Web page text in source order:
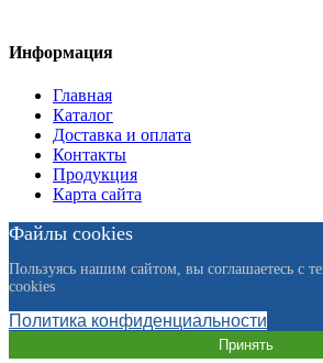
Информация
Главная
Каталог
Доставка и оплата
Контакты
Продукция
Карта сайта
Файлы cookies
Пользуясь нашим сайтом, вы соглашаетесь с
cookies
Политика конфиденциальности
Принять